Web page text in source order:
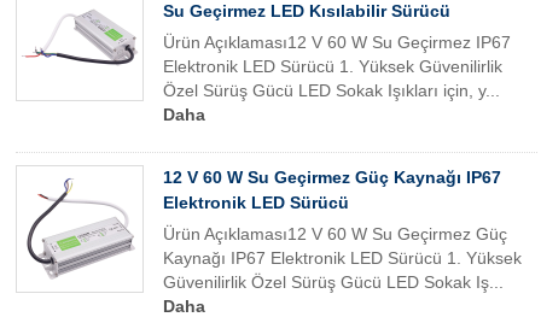
Su Geçirmez LED Kısılabilir Sürücü
Ürün Açıklaması12 V 60 W Su Geçirmez IP67
Elektronik LED Sürücü 1. Yüksek Güvenilirlik
Özel Sürüş Gücü LED Sokak Işıkları için, y...
Daha
12 V 60 W Su Geçirmez Güç Kaynağı IP67
Elektronik LED Sürücü
Ürün Açıklaması12 V 60 W Su Geçirmez Güç
Kaynağı IP67 Elektronik LED Sürücü 1. Yüksek
Güvenilirlik Özel Sürüş Gücü LED Sokak Iş...
Daha